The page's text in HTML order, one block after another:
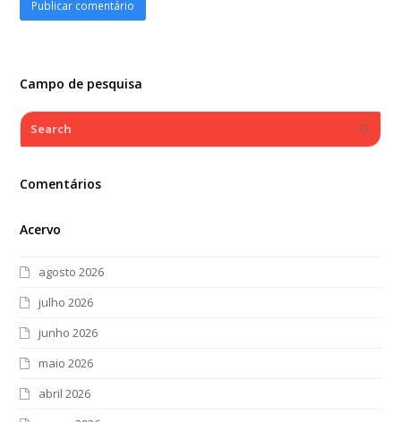
Campo de pesquisa
Search
Comentários
Acervo
agosto 2026
julho 2026
junho 2026
maio 2026
abril 2026